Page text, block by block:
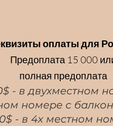
оплаты для
Предоплата 15 000
полная предоплата
- в двухместном
номере с
- в 4х местном